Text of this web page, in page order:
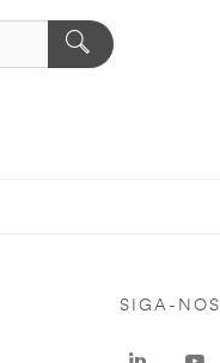
SIGA-NOS